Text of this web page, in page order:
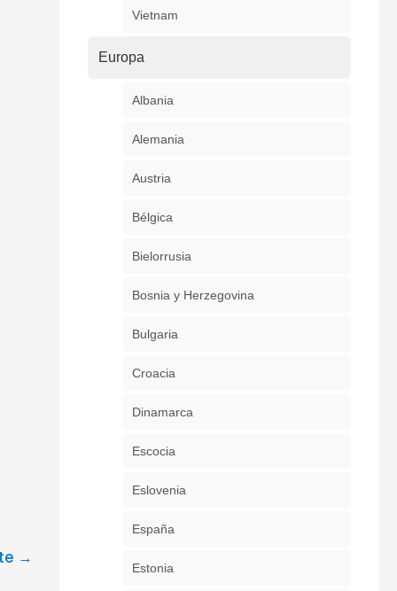
→
Vietnam
Europa
Albania
Alemania
Austria
Bélgica
Bielorrusia
Bosnia y Herzegovina
Bulgaria
Croacia
Dinamarca
Escocia
Eslovenia
España
Estonia